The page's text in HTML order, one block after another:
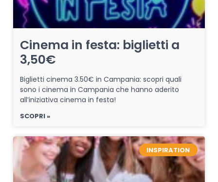
Cinema in festa: biglietti a
3,50€
Biglietti cinema 3.50€ in Campania: scopri quali
sono i cinema in Campania che hanno aderito
all’iniziativa cinema in festa!
SCOPRI »
INSPIRATION